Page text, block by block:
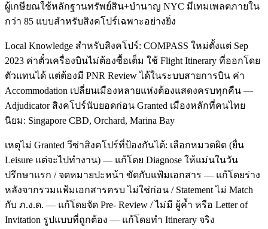
ผู้เกษียณใช้หลักฐานทรัพย์สิน+บำนาญ NYC มีเทมเพลตภายใน
กว่า 85 แบบสำหรับสิงคโปร์เฉพาะอย่างยิ่ง
Local Knowledge สำหรับสิงคโปร์: COMPASS ใหม่ตั้งแต่ Sep
2023 ค่าตั๋วเครื่องบินไม่ต้องซื้อเต็ม ใช้ Flight Itinerary ที่ออกโดย
ตัวแทนได้ แต่ต้องมี PNR Review ได้ในระบบสายการบิน ค่า
Accommodation เปลี่ยนเมืองหลายแห่งต้องแสดงครบทุกคืน —
Adjudicator สิงคโปร์นับยอดก่อน Granted เมืองหลักที่คนไทย
นิยม: Singapore CBD, Orchard, Marina Bay
เหตุไม่ Granted วีซ่าสิงคโปร์ที่ป้องกันได้: เลือกหมวดผิด (ยื่น
Leisure แต่จะไปทำงาน) — แก้โดย Diagnose ให้แม่นในวัน
ปรึกษาแรก / จดหมายปะหน้า ขัดกับแฟ้มเอกสาร — แก้โดยร่าง
หลังจากรวมแฟ้มเอกสารครบ ไม่ใช่ก่อน / Statement ไม่ Match
กับ ภ.ง.ด. — แก้โดยจัด Pre- Review / ไม่มี ผู้ค้ำ หรือ Letter of
Invitation รูปแบบที่ถูกต้อง — แก้โดยทำ Itinerary จริง